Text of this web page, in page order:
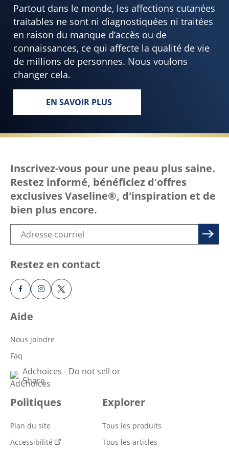
Partout dans le monde, les affections cutanées
traitables ne sont ni diagnostiquées ni traitées
en raison du manque d’accès ou de
connaissances, ce qui affecte la qualité de vie
de millions de personnes. Nous voulons
changer cela.
EN SAVOIR PLUS
CHAQUE CORPS, PARTOUT, MÉRITE
Aide
Nous joindre
Faq
Adchoices - Do not sell or
Share
Politiques
Plan du site
Accessibilité
Explorer
Tous les produits
Tous les articles
Inscrivez-vous pour une peau plus saine.
Restez informé, bénéficiez d'offres
exclusives Vaseline®, d'inspiration et de
bien plus encore.
Restez en contact